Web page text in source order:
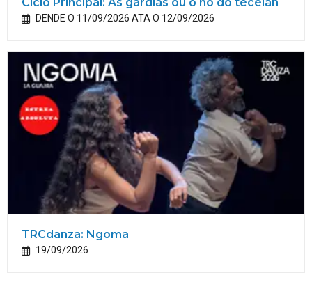
DENDE O 11/09/2026 ATA O 12/09/2026
TRCdanza: Ngoma
19/09/2026